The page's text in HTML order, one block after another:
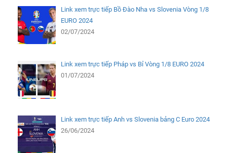
Link xem trực tiếp Bồ Đào Nha vs Slovenia Vòng 1/8
EURO 2024
02/07/2024
Link xem trực tiếp Pháp vs Bỉ Vòng 1/8 EURO 2024
01/07/2024
Link xem trực tiếp Anh vs Slovenia bảng C Euro 2024
26/06/2024